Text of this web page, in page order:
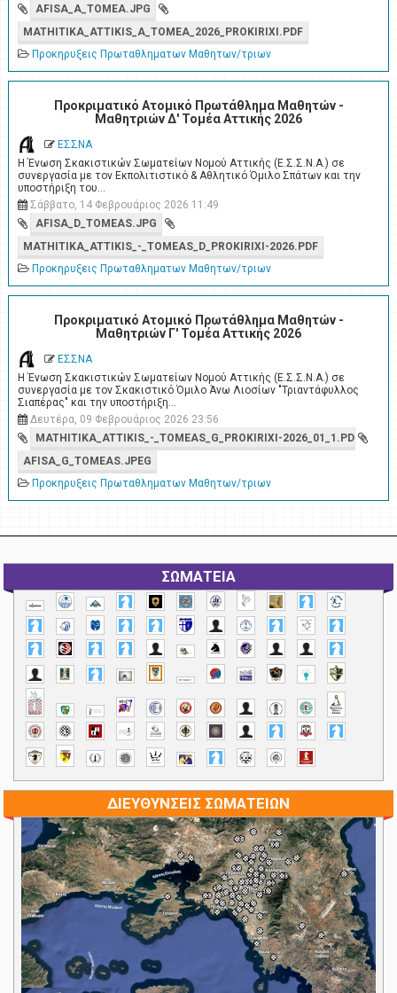
AFISA_A_TOMEA.JPG
MATHITIKA_ATTIKIS_A_TOMEA_2026_PROKIRIXI.PDF
Προκηρυξεις Πρωταθληματων Μαθητων/τριων
Προκριματικό Ατομικό Πρωτάθλημα Μαθητών -
Μαθητριών Δ' Τομέα Αττικής 2026
ΕΣΣΝΑ
Η Ένωση Σκακιστικών Σωματείων Νομού Αττικής (Ε.Σ.Σ.Ν.Α.) σε
συνεργασία με τον Εκπολιτιστικό & Αθλητικό Όμιλο Σπάτων και την
υποστήριξη του…
Σάββατο, 14 Φεβρουάριος 2026 11:49
AFISA_D_TOMEAS.JPG
MATHITIKA_ATTIKIS_-_TOMEAS_D_PROKIRIXI-2026.PDF
Προκηρυξεις Πρωταθληματων Μαθητων/τριων
Προκριματικό Ατομικό Πρωτάθλημα Μαθητών -
Μαθητριών Γ' Τομέα Αττικής 2026
ΕΣΣΝΑ
Η Ένωση Σκακιστικών Σωματείων Νομού Αττικής (Ε.Σ.Σ.Ν.Α.) σε
συνεργασία με τον Σκακιστικό Όμιλο Άνω Λιοσίων "Τριαντάφυλλος
Σιαπέρας" και την υποστήριξη…
Δευτέρα, 09 Φεβρουάριος 2026 23:56
MATHITIKA_ATTIKIS_-_TOMEAS_G_PROKIRIXI-2026_01_1.PDF
AFISA_G_TOMEAS.JPEG
Προκηρυξεις Πρωταθληματων Μαθητων/τριων
ΣΩΜΑΤΕΙΑ
ΔΙΕΥΘΥΝΣΕΙΣ ΣΩΜΑΤΕΙΩΝ